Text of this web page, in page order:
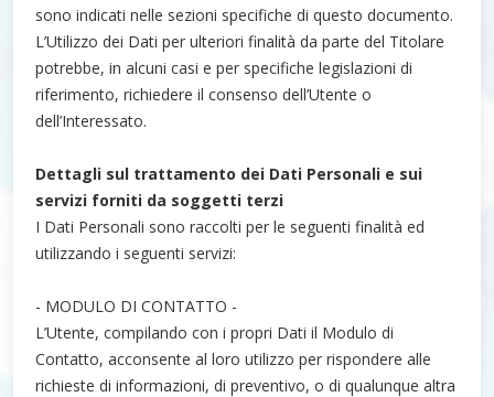
sono indicati nelle sezioni specifiche di questo documento.
L’Utilizzo dei Dati per ulteriori finalità da parte del Titolare
potrebbe, in alcuni casi e per specifiche legislazioni di
riferimento, richiedere il consenso dell’Utente o
dell’Interessato.
Dettagli sul trattamento dei Dati Personali e sui
servizi forniti da soggetti terzi
I Dati Personali sono raccolti per le seguenti finalità ed
utilizzando i seguenti servizi:
- MODULO DI CONTATTO -
L’Utente, compilando con i propri Dati il Modulo di
Contatto, acconsente al loro utilizzo per rispondere alle
richieste di informazioni, di preventivo, o di qualunque altra